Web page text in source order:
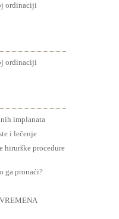
ordinaciji
ordinaciji
implanata
i lečenje
hirurške procedure
ga pronaći?